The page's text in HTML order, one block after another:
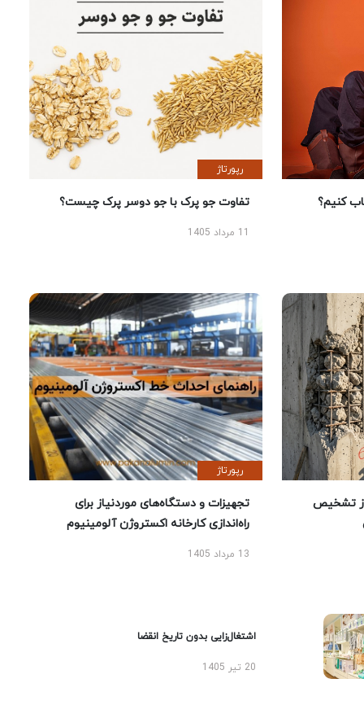
کنیم؟
رپورتاژ
تفاوت جو پرک با جو دوسر پرک چیست؟
تشخیص
رپورتاژ
تجهیزات و دستگاه‌های موردنیاز برای
راه‌اندازی کارخانه اکستروژن آلومینیوم
13 مرداد 1405
اشتغال‌زایی بدون تاریخ انقضا
20 تیر 1405